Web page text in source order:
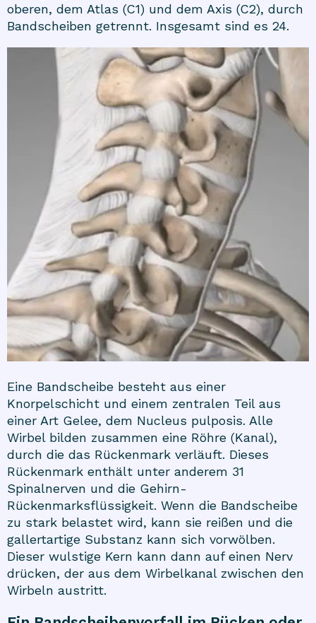
oberen, dem Atlas (C1) und dem Axis (C2), durch
Bandscheiben getrennt. Insgesamt sind es 24.
Eine Bandscheibe besteht aus einer
Knorpelschicht und einem zentralen Teil aus
einer Art Gelee, dem Nucleus pulposis. Alle
Wirbel bilden zusammen eine Röhre (Kanal),
durch die das Rückenmark verläuft. Dieses
Rückenmark enthält unter anderem 31
Spinalnerven und die Gehirn-
Rückenmarksflüssigkeit. Wenn die Bandscheibe
zu stark belastet wird, kann sie reißen und die
gallertartige Substanz kann sich vorwölben.
Dieser wulstige Kern kann dann auf einen Nerv
drücken, der aus dem Wirbelkanal zwischen den
Wirbeln austritt.